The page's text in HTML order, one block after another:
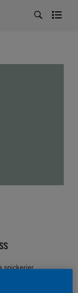
snickerier